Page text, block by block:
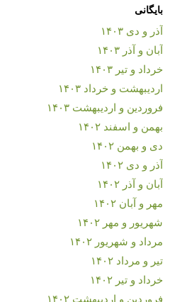
بایگانی
آذر و دی ۱۴۰۳
آبان و آذر ۱۴۰۳
خرداد و تیر ۱۴۰۳
اردیبهشت و خرداد ۱۴۰۳
فروردین و اردیبهشت ۱۴۰۳
بهمن و اسفند ۱۴۰۲
دی و بهمن ۱۴۰۲
آذر و دی ۱۴۰۲
آبان و آذر ۱۴۰۲
مهر و آبان ۱۴۰۲
شهریور و مهر ۱۴۰۲
مرداد و شهریور ۱۴۰۲
تیر و مرداد ۱۴۰۲
خرداد و تیر ۱۴۰۲
فروردین و اردیبهشت ۱۴۰۲